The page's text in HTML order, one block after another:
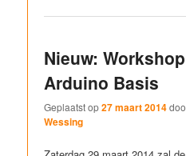
Nieuw: Workshop
Arduino Basis
Geplaatst op27 maart 2014
Wessing